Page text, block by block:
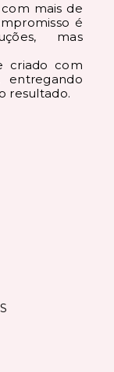
mais de
é
mas
criado com
entregando
resultado.